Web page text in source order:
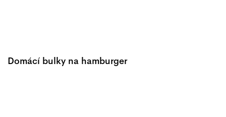
Domácí bulky na hamburger